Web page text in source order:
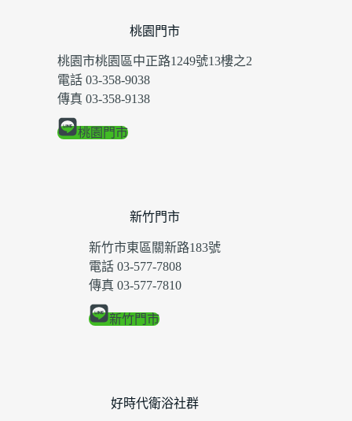
桃園門市
桃園市桃園區中正路1249號13樓之2
電話 03-358-9038
傳真 03-358-9138
桃園門市
新竹門市
新竹市東區關新路183號
電話 03-577-7808
傳真 03-577-7810
新竹門市
好時代衛浴社群